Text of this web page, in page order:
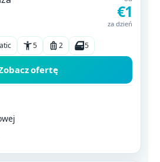
€1
za dzień
5 2 5
ofertę